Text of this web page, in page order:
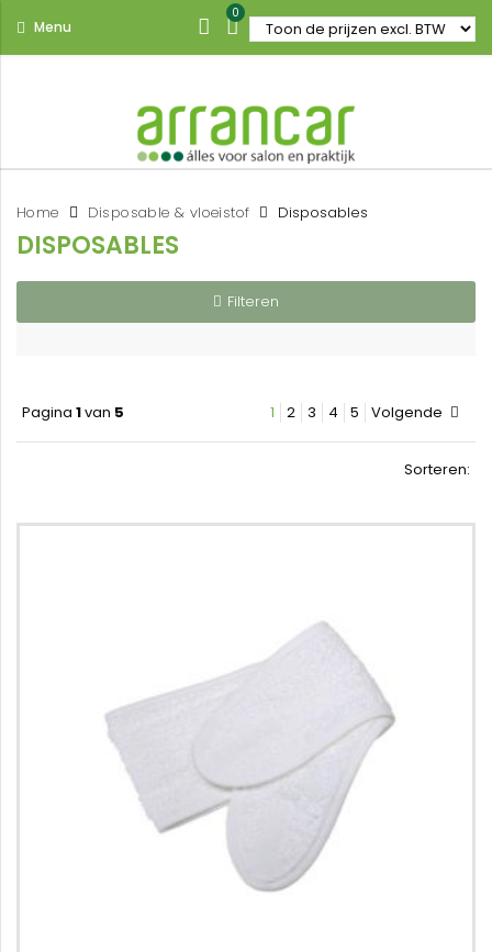
Menu
0
Home Disposable & vloeistof Disposables
DISPOSABLES
Filteren
Pagina 1van 5 1 2 3 4 5 Volgende
Sorteren: